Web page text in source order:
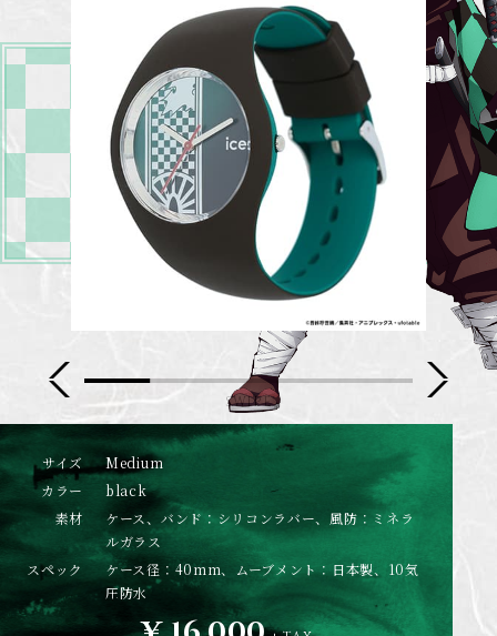
サイズ
Medium
カラー
black
素材
ケース、バンド：シリコンラバー、風防：ミネラ
ルガラス
スペック
ケース径：40mm、ムーブメント：日本製、10気
圧防水